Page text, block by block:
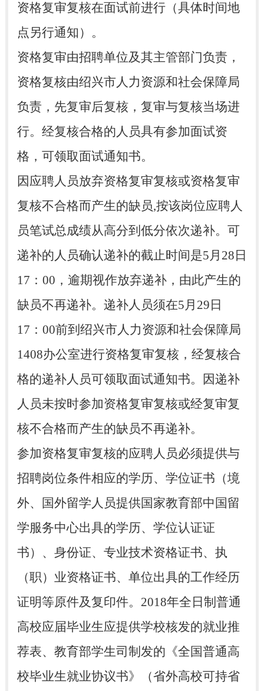
资格复审复核在面试前进行（具体时间地
点另行通知）。
资格复审由招聘单位及其主管部门负责，
资格复核由绍兴市人力资源和社会保障局
负责，先复审后复核，复审与复核当场进
行。经复核合格的人员具有参加面试资
格，可领取面试通知书。
因应聘人员放弃资格复审复核或资格复审
复核不合格而产生的缺员,按该岗位应聘人
员笔试总成绩从高分到低分依次递补。可
递补的人员确认递补的截止时间是5月28日
17：00，逾期视作放弃递补，由此产生的
缺员不再递补。递补人员须在5月29日
17：00前到绍兴市人力资源和社会保障局
1408办公室进行资格复审复核，经复核合
格的递补人员可领取面试通知书。因递补
人员未按时参加资格复审复核或经复审复
核不合格而产生的缺员不再递补。
参加资格复审复核的应聘人员必须提供与
招聘岗位条件相应的学历、学位证书（境
外、国外留学人员提供国家教育部中国留
学服务中心出具的学历、学位认证证
书）、身份证、专业技术资格证书、执
（职）业资格证书、单位出具的工作经历
证明等原件及复印件。2018年全日制普通
高校应届毕业生应提供学校核发的就业推
荐表、教育部学生司制发的《全国普通高
校毕业生就业协议书》（省外高校可持省